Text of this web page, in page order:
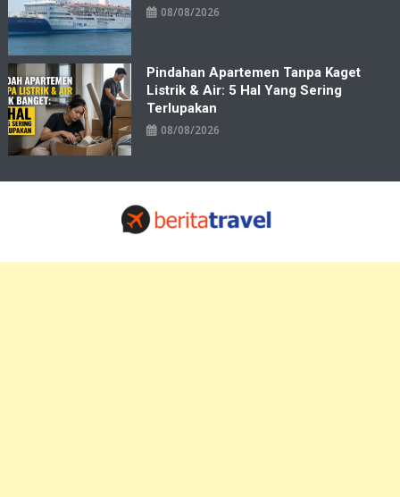
08/08/2026
Pindahan Apartemen Tanpa Kaget
Listrik & Air: 5 Hal Yang Sering
Terlupakan
08/08/2026
Travelbiz